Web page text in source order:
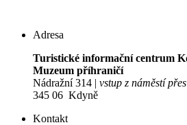
Adresa
Turistické informační centrum
Muzeum příhraničí
Nádražní 314 | vstup z náměstí
345 06 Kdyně
Kontakt